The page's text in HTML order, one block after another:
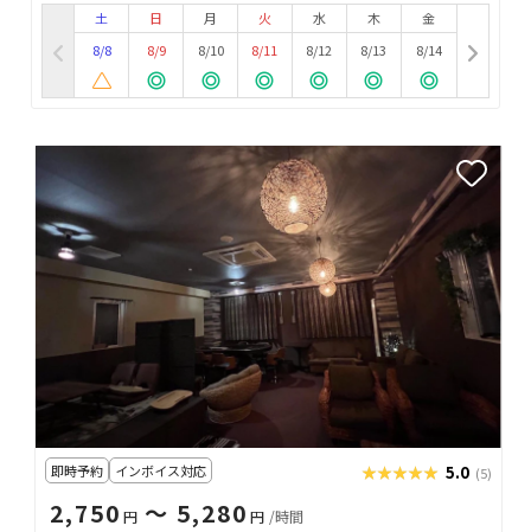
土
8/8
日
8/9
月
8/10
火
8/11
水
8/12
木
8/13
金
8/14
即時予約 インボイス対応 ★★★★★
★★★★★ 5.0 (5)
2,750 円〜 5,280 円 /時間